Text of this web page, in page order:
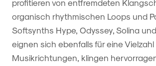
profitieren von entfremdeten
organisch rhythmischen Loops und
Softsynths Hype, Odyssey, Solina
eignen sich ebenfalls für eine Vielzahl
Musikrichtungen, klingen